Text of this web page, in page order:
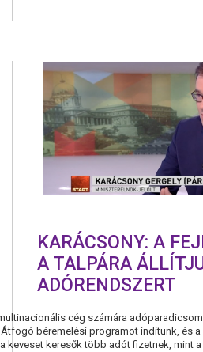
KARÁCSONY: A
A TALPÁRA
ADÓRENDSZERT
cég számára
béremelési programot indítunk, és a
keveset keresők több adót fizetnek, mint a